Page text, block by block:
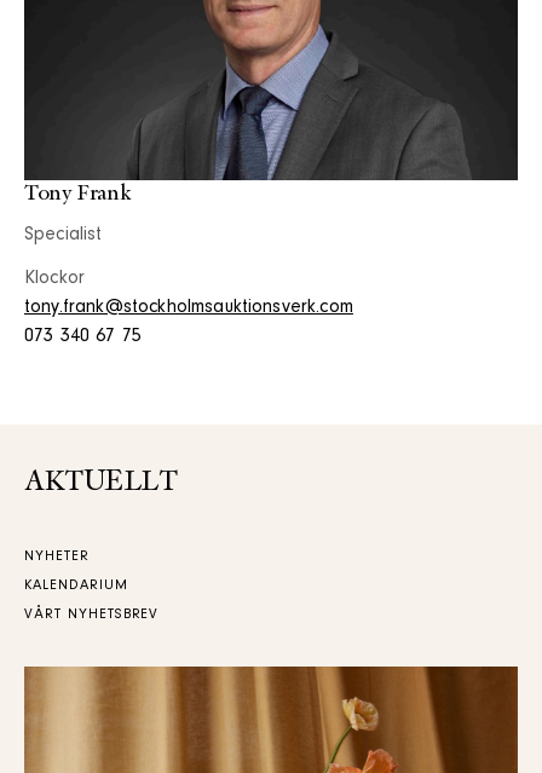
Tony Frank
Specialist
Klockor
tony.frank@stockholmsauktionsverk.com
073 340 67 75
AKTUELLT
NYHETER
KALENDARIUM
VÅRT NYHETSBREV